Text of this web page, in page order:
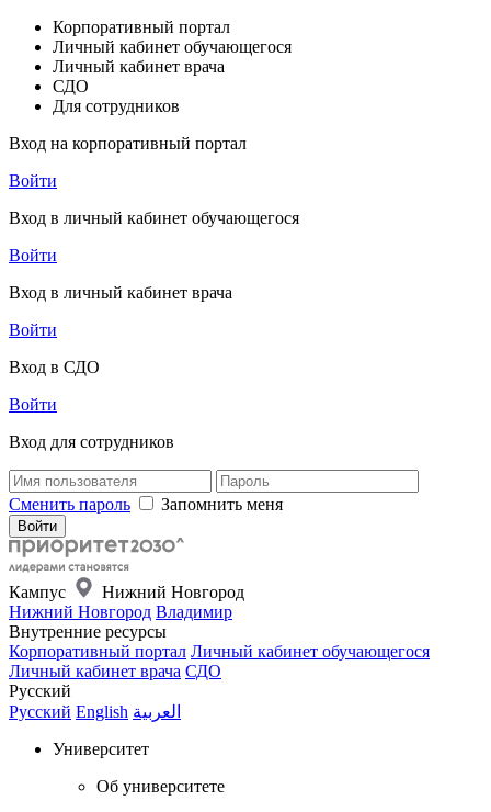
Корпоративный портал
Личный кабинет обучающегося
Личный кабинет врача
СДО
Для сотрудников
Вход на корпоративный портал
Войти
Вход в личный кабинет обучающегося
Войти
Вход в личный кабинет врача
Войти
Вход в СДО
Войти
Вход для сотрудников
Сменить пароль Запомнить меня
Кампус
Нижний Новгород
Нижний Новгород Владимир
Внутренние ресурсы
Корпоративный портал Личный кабинет обучающегося
Личный кабинет врача СДО
Русский
Русский English العربية
Университет
Об университете